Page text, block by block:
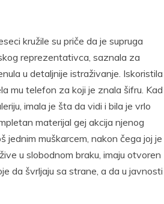
kružile su priče da je supruga
reprezentativca, saznala za
u detaljnije istraživanje. Iskoristila
mu telefon za koji je znala šifru. Kad
imala je šta da vidi i bila je vrlo
materijal gej akcija njenog
jednim muškarcem, nakon čega joj je
u slobodnom braku, imaju otvoren
da švrljaju sa strane, a da u javnosti